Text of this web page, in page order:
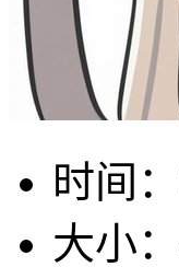
时间：
大小：